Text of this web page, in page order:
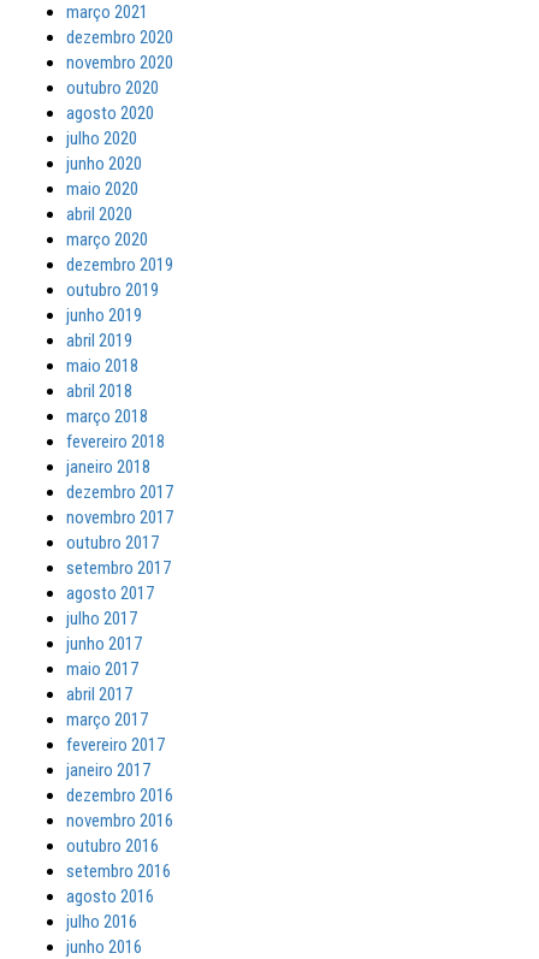
março 2021
dezembro 2020
novembro 2020
outubro 2020
agosto 2020
julho 2020
junho 2020
maio 2020
abril 2020
março 2020
dezembro 2019
outubro 2019
junho 2019
abril 2019
maio 2018
abril 2018
março 2018
fevereiro 2018
janeiro 2018
dezembro 2017
novembro 2017
outubro 2017
setembro 2017
agosto 2017
julho 2017
junho 2017
maio 2017
abril 2017
março 2017
fevereiro 2017
janeiro 2017
dezembro 2016
novembro 2016
outubro 2016
setembro 2016
agosto 2016
julho 2016
junho 2016